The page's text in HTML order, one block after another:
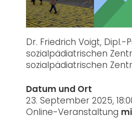
Dozent
Dr. Friedrich Voigt,
sozialpädiatrischen
sozialpädiatrischen
Datum und Ort
23. September 2025,
Online-Veranstaltung